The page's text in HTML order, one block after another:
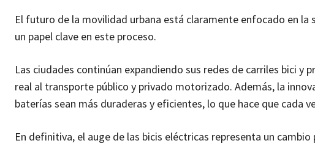
El futuro de la movilidad urbana está claramente enfocado en
un papel clave en este proceso.
Las ciudades continúan expandiendo sus redes de carriles bici
real al transporte público y privado motorizado. Además, la
baterías sean más duraderas y eficientes, lo que hace que cada
En definitiva, el auge de las bicis eléctricas representa un